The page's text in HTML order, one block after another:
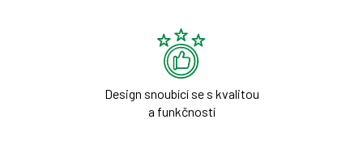
Design snoubící se s kvalitou
a funkčností